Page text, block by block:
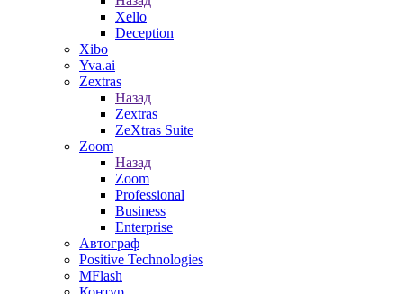
Xello
Deception
Xibo
Yva.ai
Zextras
Назад
Zextras
ZeXtras Suite
Zoom
Назад
Zoom
Professional
Business
Enterprise
Автограф
Positive Technologies
MFlash